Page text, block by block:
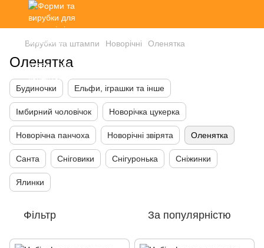
Вирубки та штампи Новорічні Оленятка
Оленятка
Будиночки Ельфи, іграшки та інше
Імбирний чоловічок Новорічка цукерка
Новорічна панчоха Новорічні звірята Оленятка
Санта Сніговики Снігуронька Сніжинки
Ялинки
Фільтр За популярністю